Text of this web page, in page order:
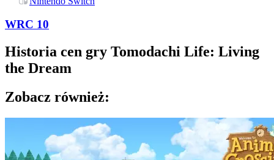
WRC 10
Historia cen gry Tomodachi Life: Living
the Dream
Zobacz również: